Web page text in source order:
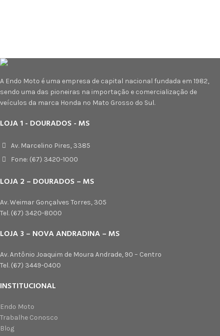
A Endo Moto é uma empresa de capital nacional fundada em 1982,
sendo uma das pioneiras na importação e comercialização de
veículos da marca Honda no Mato Grosso do Sul.
LOJA 1 - DOURADOS - MS
Av. Marcelino Pires, 3385
Fone: (67) 3420-1000
LOJA 2 – DOURADOS – MS
Av. Weimar Gonçalves Torres, 305
Tel. (67) 3420-8000
LOJA 3 – NOVA ANDRADINA – MS
Av. Antônio Joaquim de Moura Andrade, 90 – Centro
Tel. (67) 3449-0400
INSTITUCIONAL
Endo Moto
Trabalhe Conosco
Blog